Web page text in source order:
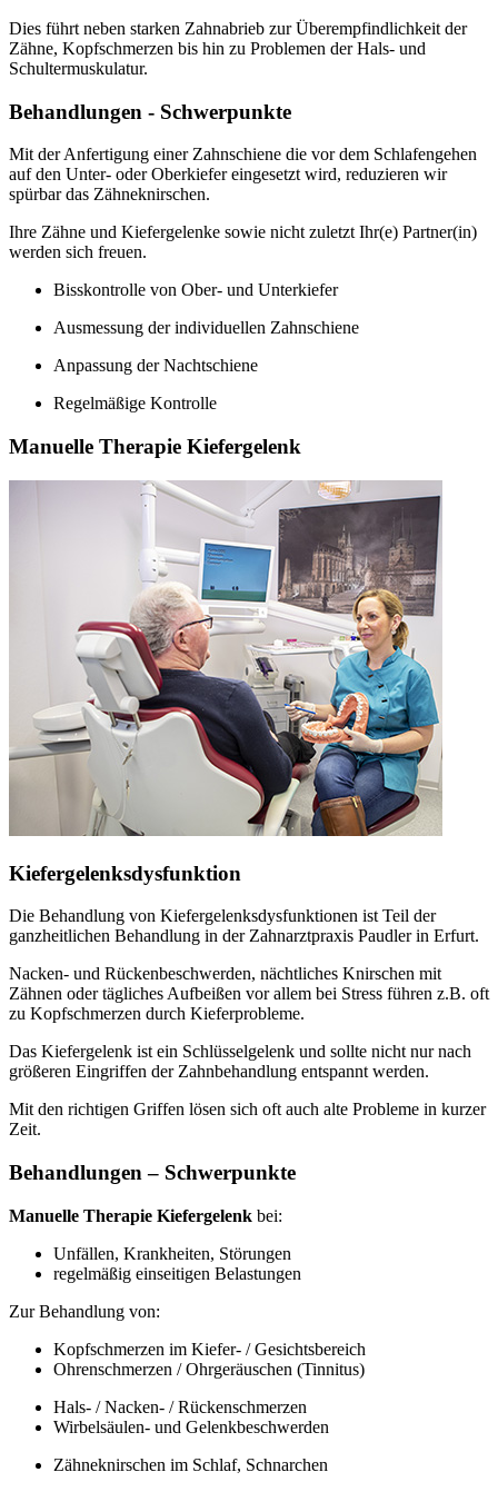
Dies führt neben starken Zahnabrieb zur Überempfindlichkeit der
Zähne, Kopfschmerzen bis hin zu Problemen der Hals- und
Schultermuskulatur.
Behandlungen - Schwerpunkte
Mit der Anfertigung einer Zahnschiene die vor dem Schlafengehen
auf den Unter- oder Oberkiefer eingesetzt wird, reduzieren wir
spürbar das Zähneknirschen.
Ihre Zähne und Kiefergelenke sowie nicht zuletzt Ihr(e) Partner(in)
werden sich freuen.
Bisskontrolle von Ober- und Unterkiefer
Ausmessung der individuellen Zahnschiene
Anpassung der Nachtschiene
Regelmäßige Kontrolle
Manuelle Therapie Kiefergelenk
Kiefergelenksdysfunktion
Die Behandlung von Kiefergelenksdysfunktionen ist Teil der
ganzheitlichen Behandlung in der Zahnarztpraxis Paudler in Erfurt.
Nacken- und Rückenbeschwerden, nächtliches Knirschen mit
Zähnen oder tägliches Aufbeißen vor allem bei Stress führen z.B. oft
zu Kopfschmerzen durch Kieferprobleme.
Das Kiefergelenk ist ein Schlüsselgelenk und sollte nicht nur nach
größeren Eingriffen der Zahnbehandlung entspannt werden.
Mit den richtigen Griffen lösen sich oft auch alte Probleme in kurzer
Zeit.
Behandlungen – Schwerpunkte
Manuelle Therapie Kiefergelenk bei:
Unfällen, Krankheiten, Störungen
regelmäßig einseitigen Belastungen
Zur Behandlung von:
Kopfschmerzen im Kiefer- / Gesichtsbereich
Ohrenschmerzen / Ohrgeräuschen (Tinnitus)
Hals- / Nacken- / Rückenschmerzen
Wirbelsäulen- und Gelenkbeschwerden
Zähneknirschen im Schlaf, Schnarchen